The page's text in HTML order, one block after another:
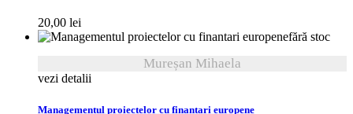
20,00 lei
fără stoc
Mureșan Mihaela
vezi detalii
Managementul proiectelor cu finantari europene